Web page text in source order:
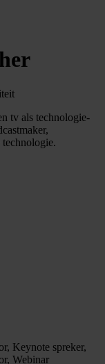
tv als technologie-
Keynote spreker,
Webinar